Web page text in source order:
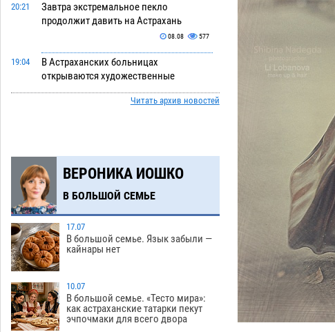
20:21
Завтра экстремальное пекло
продолжит давить на Астрахань
08.08 577
19:04
В Астраханских больницах
открываются художественные
выставки
08.08 449
16:58
Игорь Мартынов вручил награды
тренерам и учителям физкультуры
Камызякского района
15:32
Ветеран из Астрахани отметил
столетний юбилей
08.08 602
14:19
Погибший на Донбассе волонтер из
Астрахани стал героем мурала
08.08 565
13:10
Подросток, перебегавший дорогу вне
Читать архив новостей
ВЕРОНИКА ИОШКО
В БОЛЬШОЙ СЕМЬЕ
17.07
В большой семье. Язык забыли —
кайнары нет
10.07
В большой семье. «Тесто мира»:
как астраханские татарки пекут
эчпочмаки для всего двора